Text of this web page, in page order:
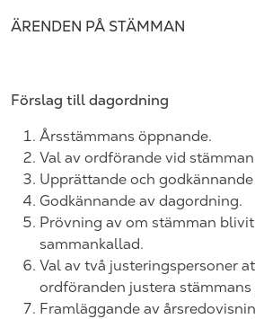
ÄRENDEN PÅ STÄMMAN
Förslag till dagordning
Årsstämmans öppnande.
Val av ordförande vid
Upprättande och
Godkännande av dagordning.
Prövning av om stämman
sammankallad.
Val av två justeringspersoner
ordföranden justera
Framläggande av